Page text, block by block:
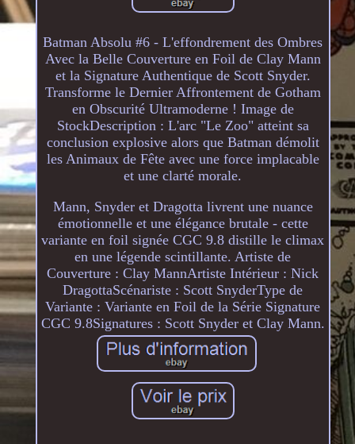
Batman Absolu #6 - L'effondrement des Ombres
Avec la Belle Couverture en Foil de Clay Mann
et la Signature Authentique de Scott Snyder.
Transforme le Dernier Affrontement de Gotham
en Obscurité Ultramoderne ! Image de
StockDescription : L'arc "Le Zoo" atteint sa
conclusion explosive alors que Batman démolit
les Animaux de Fête avec une force implacable
et une clarté morale.
Mann, Snyder et Dragotta livrent une nuance
émotionnelle et une élégance brutale - cette
variante en foil signée CGC 9.8 distille le climax
en une légende scintillante. Artiste de
Couverture : Clay MannArtiste Intérieur : Nick
DragottaScénariste : Scott SnyderType de
Variante : Variante en Foil de la Série Signature
CGC 9.8Signatures : Scott Snyder et Clay Mann.